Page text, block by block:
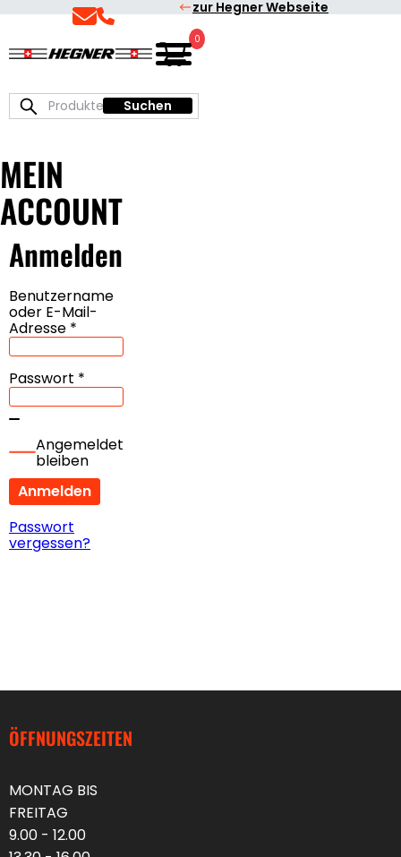
Skip
navigation
Skip
content
zur Hegner Webseite
Deutsch
Präzisionsmaschinen
zum
Schleifen
0
Suchen
nach:
Suchen
MEIN
ACCOUNT
Anmelden
Benutzername
oder E-Mail-
Adresse *
Passwort *
Angemeldet
bleiben
Anmelden
Passwort
vergessen?
ÖFFNUNGSZEITEN
MONTAG BIS
FREITAG
9.00 - 12.00